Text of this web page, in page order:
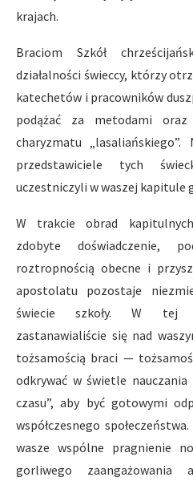
krajach.
Braciom Szkół
działalności świeccy, którzy
katechetów i pracowników
podążać za metodami oraz
charyzmatu
przedstawiciele tych
uczestniczyli w waszej kapitule
W trakcie obrad
zdobyte doświadczenie,
roztropnością obecne i
apostolatu pozostaje
świecie szkoły. W tej
zastanawialiście się nad
tożsamością braci —
odkrywać w świetle nauczania
czasu”, aby być gotowymi
współczesnego
wasze wspólne pragnienie
gorliwego zaangażowania